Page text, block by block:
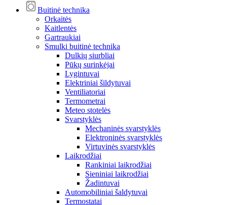
Buitinė technika
Orkaitės
Kaitlentės
Gartraukiai
Smulki buitinė technika
Dulkių siurbliai
Pūkų surinkėjai
Lygintuvai
Elektriniai šildytuvai
Ventiliatoriai
Termometrai
Meteo stotelės
Svarstyklės
Mechaninės svarstyklės
Elektroninės svarstyklės
Virtuvinės svarstyklės
Laikrodžiai
Rankiniai laikrodžiai
Sieniniai laikrodžiai
Žadintuvai
Automobiliniai šaldytuvai
Termostatai